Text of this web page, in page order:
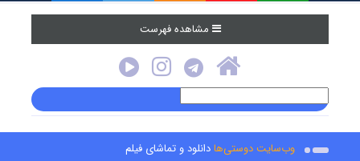
مشاهده فهرست
وب‌سایت دوستی‌هادانلود و تماشای فیلم